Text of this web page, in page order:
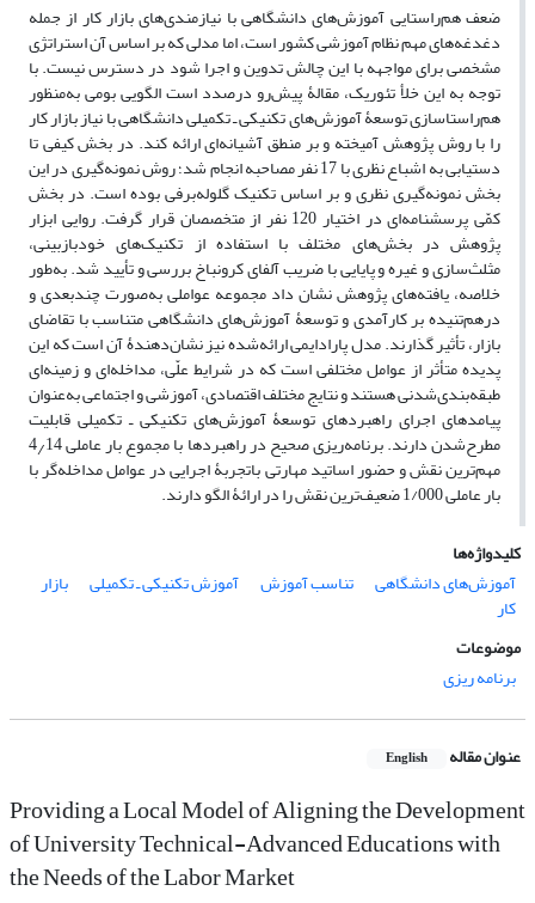
ضعف هم‌راستایی آموزش‌های دانشگاهی با نیازمندی‌های بازار کار از جمله
دغدغه‌های مهم نظام آموزشی کشور است، اما مدلی که بر اساس آن استراتژی
مشخصی برای مواجهه با این چالش تدوین و اجرا شود در دسترس نیست. با
توجه به این خلأ تئوریک، مقالۀ پیش‌رو درصدد است الگویی بومی به‌منظور
هم‌راستاسازی توسعۀ آموزش‌های تکنیکی ـ تکمیلی دانشگاهی با نیاز بازار کار
را با روش پژوهش آمیخته و بر منطق آشیانه‌ای ارائه کند. در بخش کیفی تا
دستیابی به اشباع نظری با 17 نفر مصاحبه انجام شد؛ روش نمونه‌گیری در این
بخش نمونه‌گیری نظری و بر اساس تکنیک گلوله‌برفی بوده است. در بخش
کمّی پرسشنامه‌ای در اختیار 120 نفر از متخصصان قرار گرفت. روایی ابزار
پژوهش در بخش‌های مختلف با استفاده از تکنیک‌های خودبازبینی،
مثلث‌سازی و غیره و پایایی با ضریب آلفای کرونباخ بررسی و تأیید شد. به‌طور
خلاصه، یافته‌های پژوهش نشان داد مجموعه عواملی به‌صورت چندبعدی و
درهم‌تنیده بر کارآمدی و توسعۀ آموزش‌های دانشگاهی متناسب با تقاضای
بازار، تأثیر گذارند. مدل پارادایمی ارائه‌‌شده نیز نشان‌دهندۀ آن است که این
پدیده متأثر از عوامل مختلفی است که در شرایط علّی، مداخله‌ای و زمینه‌ای
‌طبقه‌بندی‌شدنی هستند و نتایج مختلف اقتصادی، آموزشی و اجتماعی به‌عنوان
پیامدهای اجرای راهبردهای توسعۀ آموزش‌های تکنیکی ـ تکمیلی قابلیت
مطرح‌شدن دارند. برنامه‌ریزی صحیح در راهبردها با مجموع بار عاملی 4٫14
مهم‌ترین نقش و حضور اساتید مهارتی باتجربۀ اجرایی در عوامل مداخله‌گر با
بار عاملی 1/000 ضعیف‌ترین نقش را در ارائۀ الگو دارند.
کلیدواژه‌ها
آموزش‌های دانشگاهی
تناسب آموزش آموزش تکنیکی ـ تکمیلی بازار
کار
موضوعات
برنامه ریزی
عنوان مقاله English
Providing a Local Model of Aligning the Development
of University Technical-Advanced Educations with
the Needs of the Labor Market